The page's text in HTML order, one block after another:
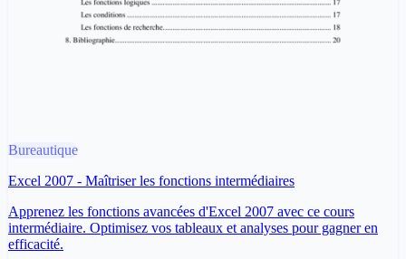
Bureautique
Excel 2007 - Maîtriser les fonctions intermédiaires
Apprenez les fonctions avancées d'Excel 2007 avec ce cours
intermédiaire. Optimisez vos tableaux et analyses pour gagner en
efficacité.